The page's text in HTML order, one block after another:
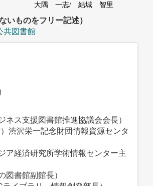
大隅 一志/ 結城 智里
いものをフリー記述）
共図書館
ネス支援図書館推進協議会会長）
渋沢栄一記念財団情報資源センタ
ア経済研究所学術情報センター主
図書館副館長）